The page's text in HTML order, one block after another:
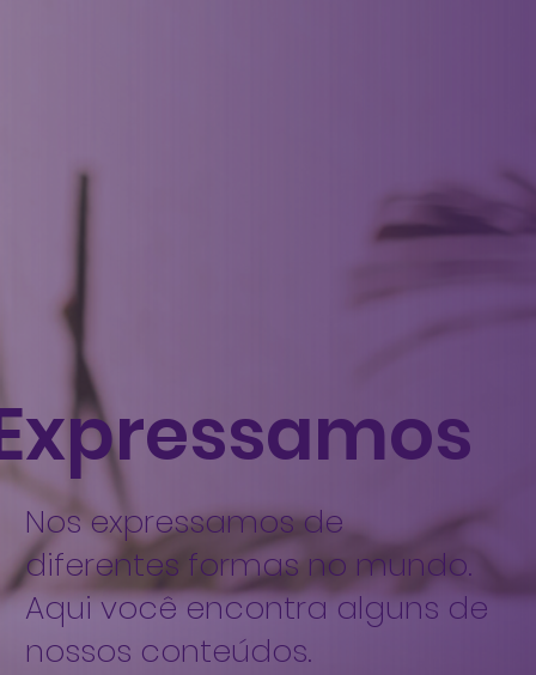
Nos expressamos de
diferentes formas no mundo.
Aqui você encontra alguns de
nossos conteúdos.